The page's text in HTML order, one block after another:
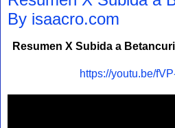
By isaacro.com
Resumen X Subida a
https://youtu.be/